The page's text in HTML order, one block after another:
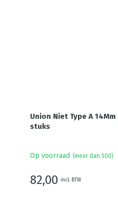
Union Niet Type A
stuks
Op voorraad (meer dan 500)
82,00 incl. BTW